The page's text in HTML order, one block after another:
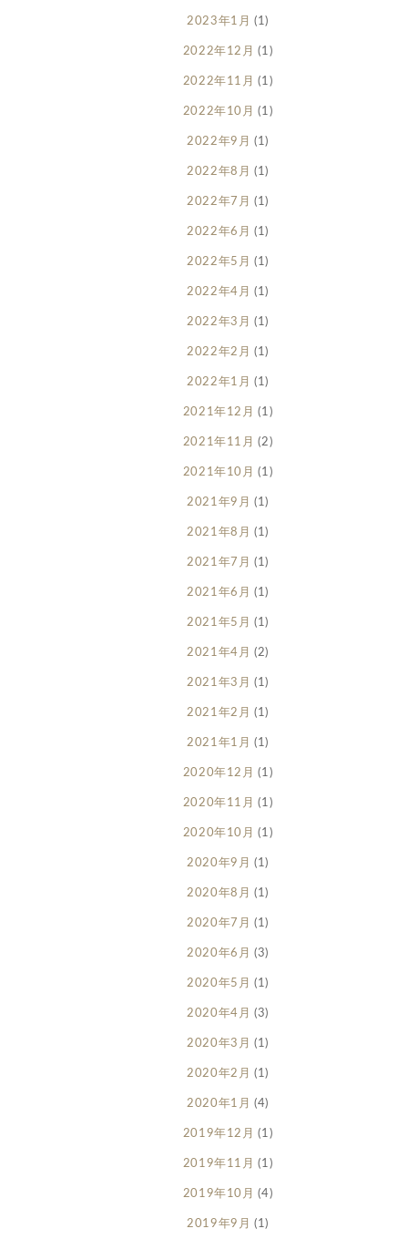
2023年1月 (1)
2022年12月 (1)
2022年11月 (1)
2022年10月 (1)
2022年9月 (1)
2022年8月 (1)
2022年7月 (1)
2022年6月 (1)
2022年5月 (1)
2022年4月 (1)
2022年3月 (1)
2022年2月 (1)
2022年1月 (1)
2021年12月 (1)
2021年11月 (2)
2021年10月 (1)
2021年9月 (1)
2021年8月 (1)
2021年7月 (1)
2021年6月 (1)
2021年5月 (1)
2021年4月 (2)
2021年3月 (1)
2021年2月 (1)
2021年1月 (1)
2020年12月 (1)
2020年11月 (1)
2020年10月 (1)
2020年9月 (1)
2020年8月 (1)
2020年7月 (1)
2020年6月 (3)
2020年5月 (1)
2020年4月 (3)
2020年3月 (1)
2020年2月 (1)
2020年1月 (4)
2019年12月 (1)
2019年11月 (1)
2019年10月 (4)
2019年9月 (1)